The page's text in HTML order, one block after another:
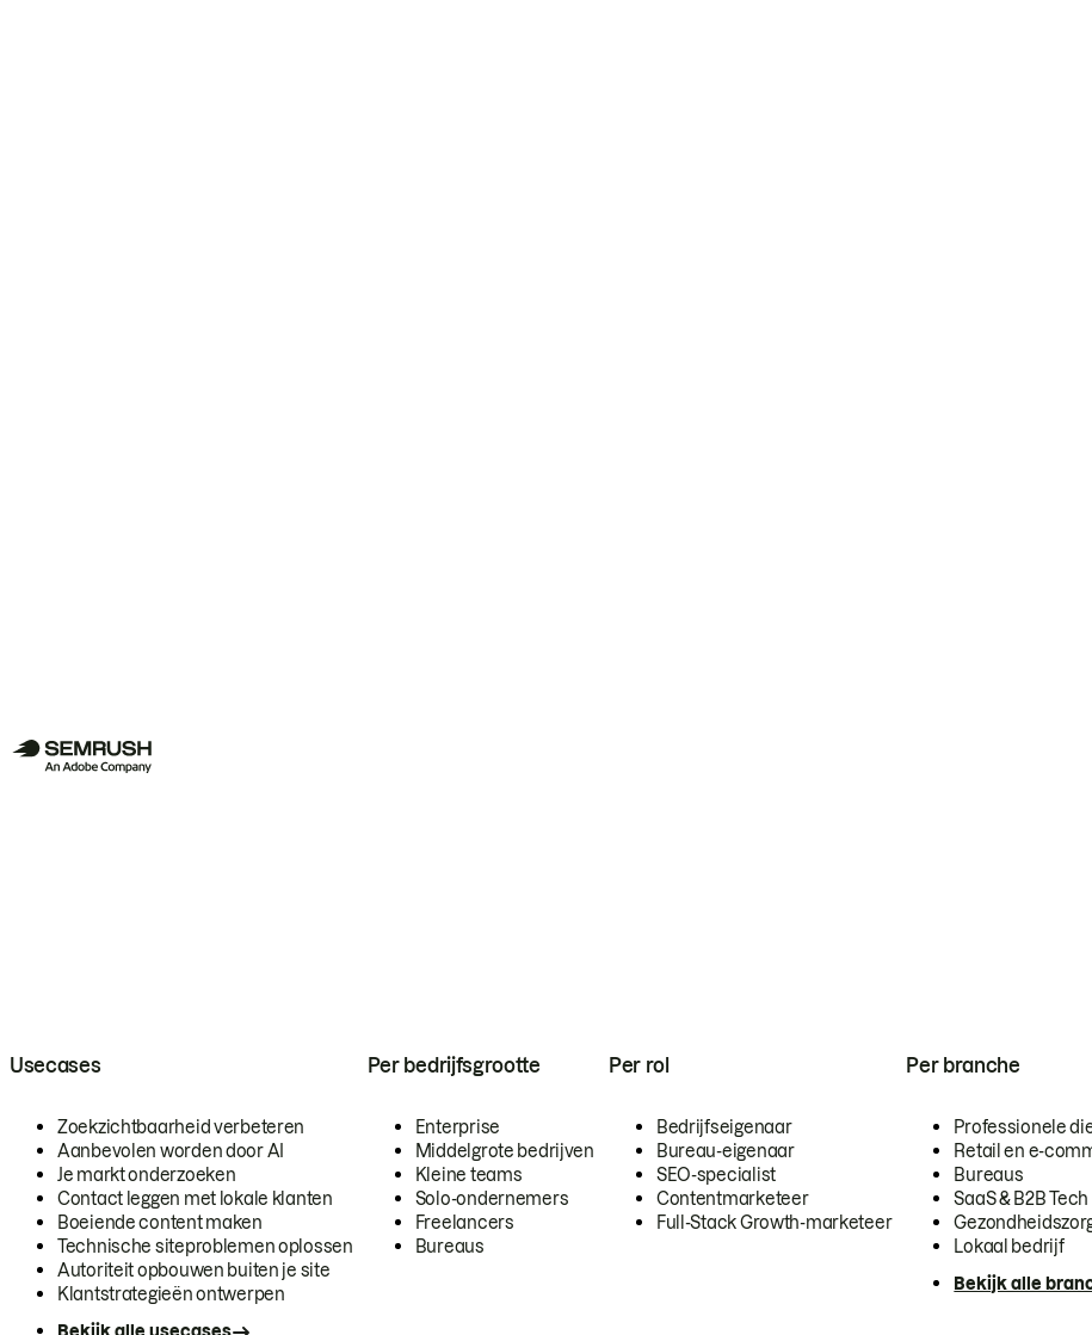
Usecases
Zoekzichtbaarheid verbeteren
Aanbevolen worden door AI
Je markt onderzoeken
Contact leggen met lokale klanten
Boeiende content maken
Technische siteproblemen oplossen
Autoriteit opbouwen buiten je site
Klantstrategieën ontwerpen
Per bedrijfsgrootte
Enterprise
Middelgrote bedrijven
Kleine teams
Solo-ondernemers
Freelancers
Bureaus
Per rol
Bedrijfseigenaar
Bureau-eigenaar
SEO-specialist
Contentmarketeer
Full-Stack Growth-marketeer
Per branche
Professionele
Retail en e-
Bureaus
SaaS & B2B Tech
Lokaal bedrijf
Bekijk alle